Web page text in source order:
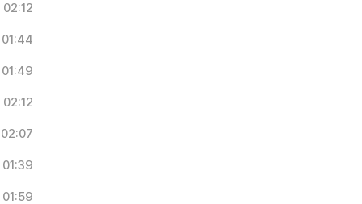
02:12
01:44
01:49
02:12
02:07
01:39
01:59